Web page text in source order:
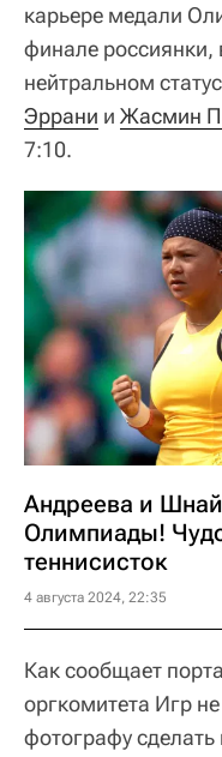
карьере медали
финале
нейтральном
Эррани и Жасмин
7:10.
Андреева и
Олимпиады!
теннисисток
4 августа 2024, 22:35
Как сообщает
оргкомитета Игр
фотографу